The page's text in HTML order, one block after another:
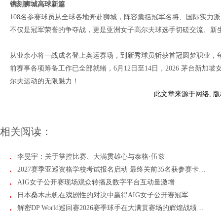
镌刻狮城高球新篇
108名参赛球员从全球各地奔赴狮城，阵容囊括冠军名将、国际实力
不仅是冠军荣誉的争夺战，更是亚洲女子高尔夫球选手切磋交流、新
从业余小将一战成名登上奥运赛场，到新秀球员斩获首冠圆梦职业
前赛事各项筹备工作已全部就绪，6月12日至14日，2026 茅台新加
尔夫运动的无限魅力！
此文章来源于网络,
相关阅读：
李旻宇：关于掌控比赛、大满贯雄心与泰格·伍兹
2027赛季亚巡资格学校考试报名启动 最终关前35名获参赛卡…
AIG女子公开赛现场观众转播及数字平台互动量激增
日本桑木志帆在戏剧性的对决中赢得AIG女子公开赛冠军
解密DP World巡回赛2026赛季球手在大满贯赛场的辉煌战绩…